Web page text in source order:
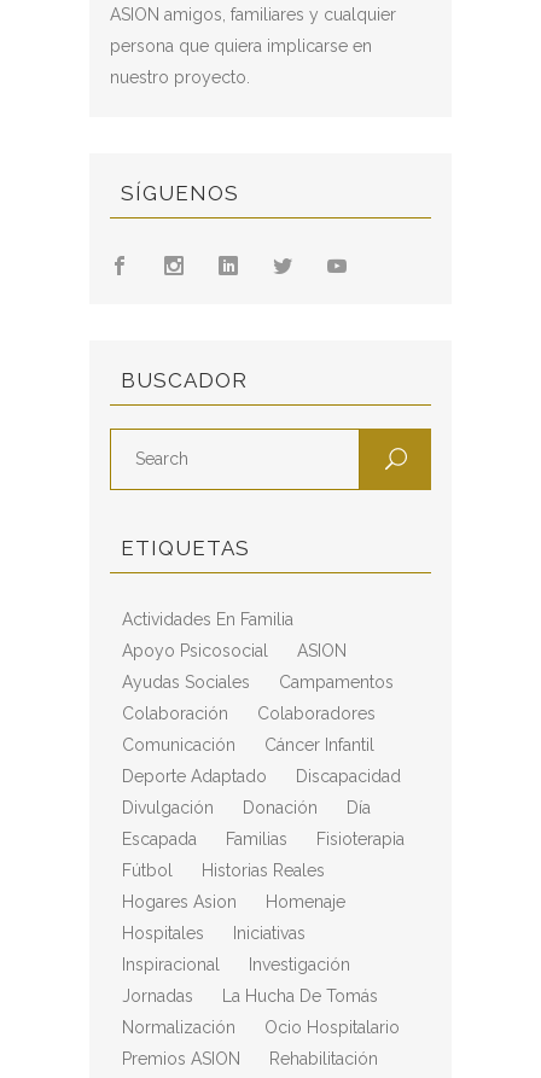
ASION amigos, familiares y cualquier
persona que quiera implicarse en
nuestro proyecto.
SÍGUENOS
BUSCADOR
ETIQUETAS
Actividades En Familia
Apoyo Psicosocial
ASION
Ayudas Sociales
Campamentos
Colaboración
Colaboradores
Comunicación
Cáncer Infantil
Deporte Adaptado
Discapacidad
Divulgación
Donación
Día
Escapada
Familias
Fisioterapia
Fútbol
Historias Reales
Hogares Asion
Homenaje
Hospitales
Iniciativas
Inspiracional
Investigación
Jornadas
La Hucha De Tomás
Normalización
Ocio Hospitalario
Premios ASION
Rehabilitación